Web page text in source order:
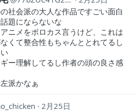
社会派の大人な作品ですごい面白
題にならないな
ニメをボロカス言うけど、これは
くて整合性もちゃんととれてるし
ー理解してるし作者の頭の良さ感
派かなぁ
2月25日